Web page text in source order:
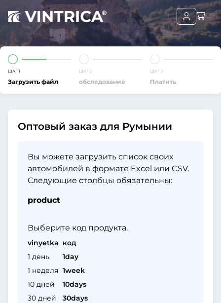
ШАГ 1
Загрузить файл
ШАГ 2
обследование
ШАГ 3
Платить
Оптовый заказ для Румынии
Вы можете загрузить список своих
автомобилей в формате Excel или CSV.
Следующие столбцы обязательны:
product
Выберите код продукта.
vinyetka код
1 день
1day
1 неделя 1week
10 дней
10days
30 дней
30days